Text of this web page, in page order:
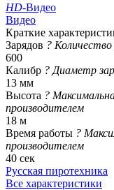
HD-Видео
Видео
Краткие
Зарядов ? Количество
600
Калибр ? Диаметр
13 мм
Высота ?
производителем
18 м
Время работы ?
производителем
40 сек
Русская пиротехника
Все характеристики